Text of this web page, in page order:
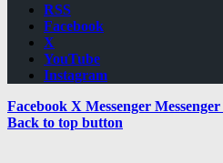
RSS
Facebook
X
YouTube
Instagram
Facebook X Messenger Messenger
Back to top button